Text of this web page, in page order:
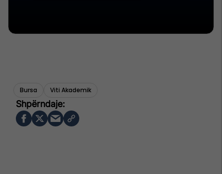
Bursa Viti Akademik